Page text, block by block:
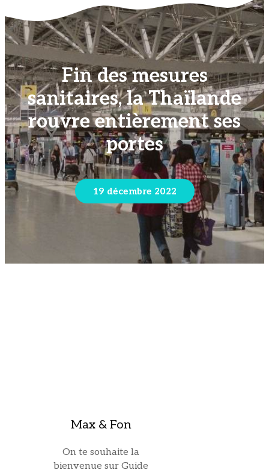
Fin des mesures
sanitaires, la Thaïlande
rouvre entièrement ses
portes
19 décembre 2022
Max & Fon
On te souhaite la
bienvenue sur Guide